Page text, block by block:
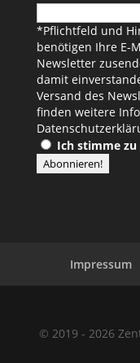
*Pflichtfeld und
benötigen Ihre E-
Newsletter
damit
Versand des
finden weitere
Ich stimme zu
Impressum
© 2019 - 2026